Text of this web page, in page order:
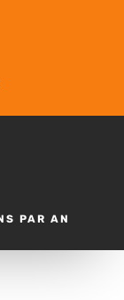
PAR AN